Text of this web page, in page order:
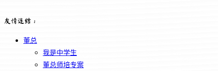
友情连结：
董总
我是中学生
董总师培专案